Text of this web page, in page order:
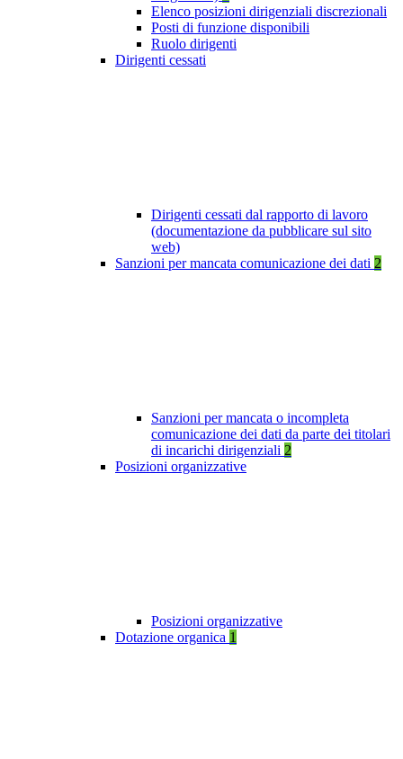
Elenco posizioni dirigenziali discrezionali
Posti di funzione disponibili
Ruolo dirigenti
Dirigenti cessati
Dirigenti cessati dal rapporto di lavoro
(documentazione da pubblicare sul sito
web)
Sanzioni per mancata comunicazione dei dati 2
Sanzioni per mancata o incompleta
comunicazione dei dati da parte dei titolari
di incarichi dirigenziali 2
Posizioni organizzative
Posizioni organizzative
Dotazione organica 1